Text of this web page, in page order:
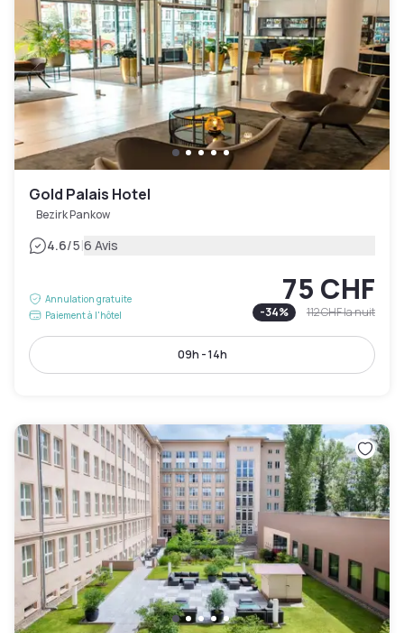
Gold Palais Hotel
Bezirk Pankow
4.6/5|6 Avis
Annulation gratuite
Paiement à l'hôtel
75 CHF
-34% 112 CHFla nuit
09h - 14h